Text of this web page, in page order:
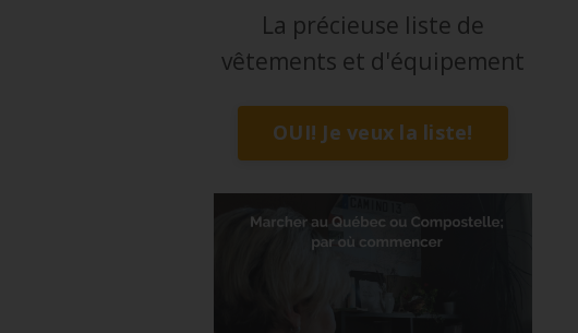
La précieuse liste de
vêtements et d'équipement
OUI! Je veux la liste!